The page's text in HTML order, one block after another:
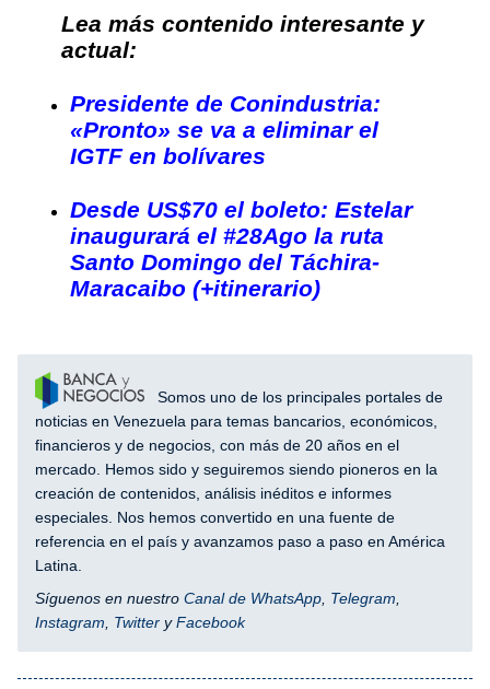
Lea más contenido interesante y
actual:
Presidente de Conindustria:
«Pronto» se va a eliminar el
IGTF en bolívares
Desde US$70 el boleto: Estelar
inaugurará el #28Ago la ruta
Santo Domingo del Táchira-
Maracaibo (+itinerario)
Somos uno de los principales portales de
noticias en Venezuela para temas bancarios, económicos,
financieros y de negocios, con más de 20 años en el
mercado. Hemos sido y seguiremos siendo pioneros en la
creación de contenidos, análisis inéditos e informes
especiales. Nos hemos convertido en una fuente de
referencia en el país y avanzamos paso a paso en América
Latina.
Síguenos en nuestro Canal de WhatsApp Telegram
Instagram
Twitter yFacebook